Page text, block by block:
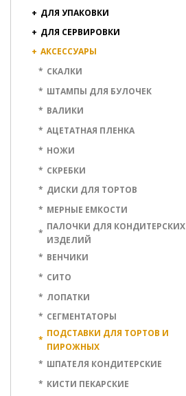
+ ДЛЯ УПАКОВКИ
+ ДЛЯ СЕРВИРОВКИ
+ АКСЕССУАРЫ
* СКАЛКИ
* ШТАМПЫ ДЛЯ БУЛОЧЕК
* ВАЛИКИ
* АЦЕТАТНАЯ ПЛЕНКА
* НОЖИ
* СКРЕБКИ
* ДИСКИ ДЛЯ ТОРТОВ
* МЕРНЫЕ ЕМКОСТИ
*
ПАЛОЧКИ ДЛЯ КОНДИТЕРСКИХ
ИЗДЕЛИЙ
* ВЕНЧИКИ
* СИТО
* ЛОПАТКИ
* СЕГМЕНТАТОРЫ
*
ПОДСТАВКИ ДЛЯ ТОРТОВ И
ПИРОЖНЫХ
* ШПАТЕЛЯ КОНДИТЕРСКИЕ
* КИСТИ ПЕКАРСКИЕ